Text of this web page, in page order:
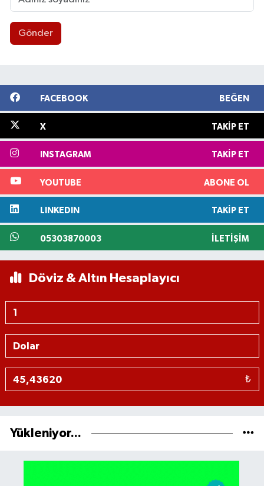
Gönder
FACEBOOK BEĞEN
X TAKIP ET
INSTAGRAM TAKIP ET
YOUTUBE ABONE OL
LINKEDIN TAKIP ET
05303870003 İLETIŞIM
Döviz & Altın Hesaplayıcı
₺
Yükleniyor...